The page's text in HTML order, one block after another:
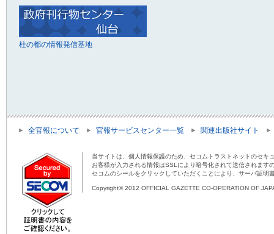
杜の都の情報発信基地
全官報について 官報サービスセンター一覧 関連出版社サイト
当サイトは、個人情報保護のため、セコムトラストネットのセキ
お客様が入力される情報はSSLにより暗号化されて送信されま
セコムのシールをクリックしていただくことにより、サーバ証明
Copyright© 2012 OFFICIAL GAZETTE CO-OPERATION OF